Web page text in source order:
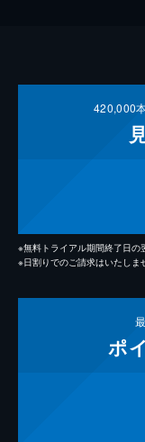
420,000
※無料トライアル期間終了日の
※日割りでのご請求はいたしま
ポ